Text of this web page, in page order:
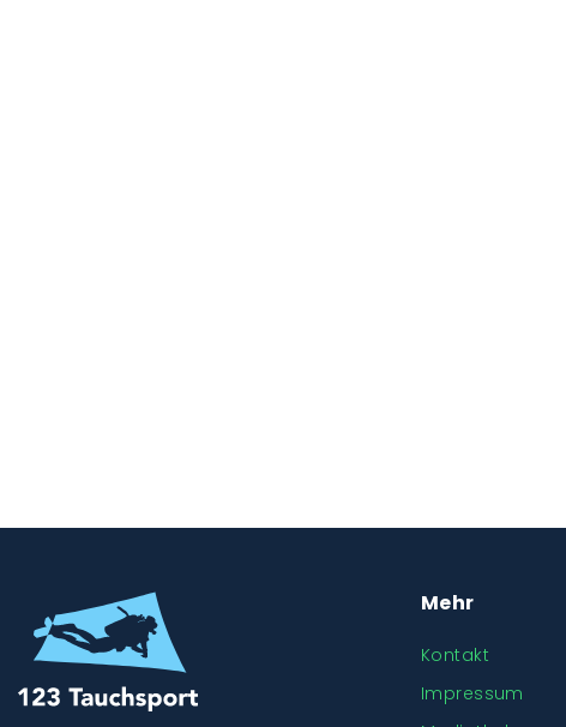
Mehr
Kontakt
Impressum